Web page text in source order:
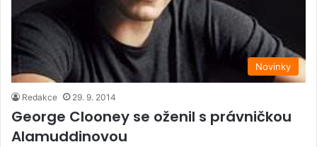
Novinky
Redakce 29. 9. 2014
George Clooney se oženil s právničkou
Alamuddinovou